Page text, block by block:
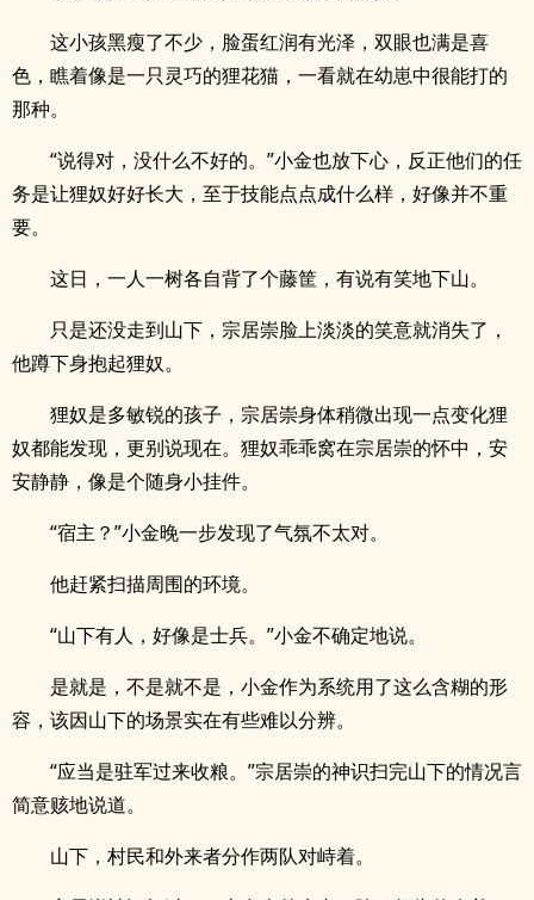
这小孩黑瘦了不少，脸蛋红润有光泽，双眼也满是喜
色，瞧着像是一只灵巧的狸花猫，一看就在幼崽中很能打的
那种。
“说得对，没什么不好的。”小金也放下心，反正他们的任
务是让狸奴好好长大，至于技能点点成什么样，好像并不重
要。
这日，一人一树各自背了个藤筐，有说有笑地下山。
只是还没走到山下，宗居崇脸上淡淡的笑意就消失了，
他蹲下身抱起狸奴。
狸奴是多敏锐的孩子，宗居崇身体稍微出现一点变化狸
奴都能发现，更别说现在。狸奴乖乖窝在宗居崇的怀中，安
安静静，像是个随身小挂件。
“宿主？”小金晚一步发现了气氛不太对。
他赶紧扫描周围的环境。
“山下有人，好像是士兵。”小金不确定地说。
是就是，不是就不是，小金作为系统用了这么含糊的形
容，该因山下的场景实在有些难以分辨。
“应当是驻军过来收粮。”宗居崇的神识扫完山下的情况言
简意赅地说道。
山下，村民和外来者分作两队对峙着。